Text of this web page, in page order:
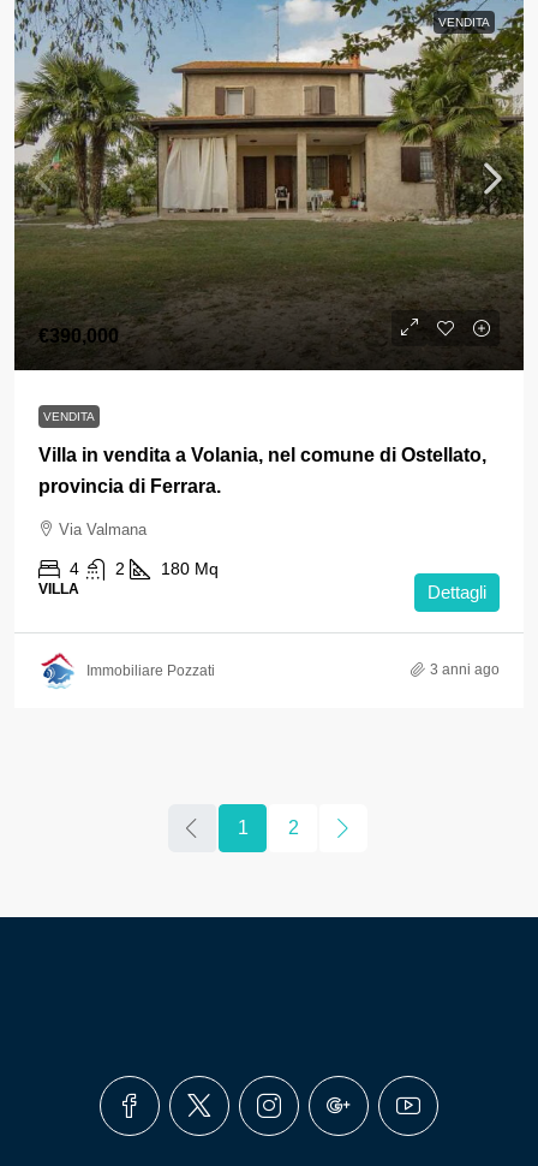
VENDITA
€390,000
VENDITA
Villa in vendita a Volania, nel comune di Ostellato,
provincia di Ferrara.
Via Valmana
4 2 180 Mq
VILLA Dettagli
Immobiliare Pozzati 3 anni ago
1 2